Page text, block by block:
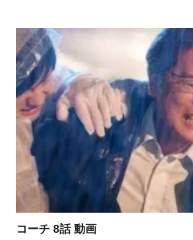
https://www.youtube.com/
コーチ 8話 動画